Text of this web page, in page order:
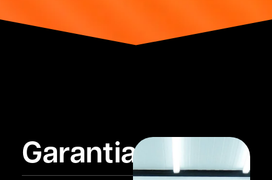
Garantia